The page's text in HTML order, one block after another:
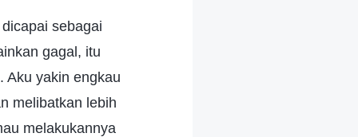
sebagai
gagal, itu
Aku yakin engkau
melibatkan lebih
melakukannya